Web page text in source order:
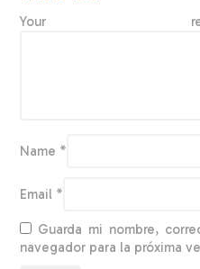
Your
Name *
Email *
Guarda mi nombre,
navegador para la próxima